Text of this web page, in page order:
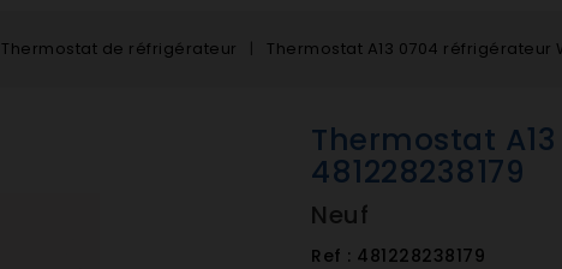
Thermostat de réfrigérateur Thermostat A13 0704 réfrigérateur
Thermostat
481228238179
Neuf
Ref : 481228238179